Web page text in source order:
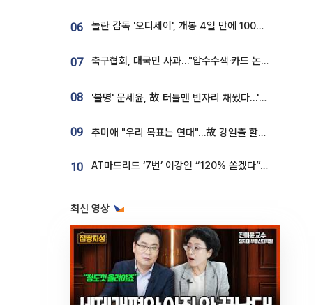
06 놀란 감독 '오디세이', 개봉 4일 만에 100만 돌파⋯'왕사남' 보다 빠르다
07 축구협회, 대국민 사과…"압수수색·카드 논란 사죄, 강도 높은 쇄신"
08 '불명' 문세윤, 故 터틀맨 빈자리 채웠다…'거북이' 눈물의 최종 우승
09 추미애 "우리 목표는 연대"…故 강일출 할머니 흉상 제막
10 AT마드리드 ‘7번’ 이강인 “120% 쏟겠다”⋯시메오네 감독 “필요한 선수”
최신 영상